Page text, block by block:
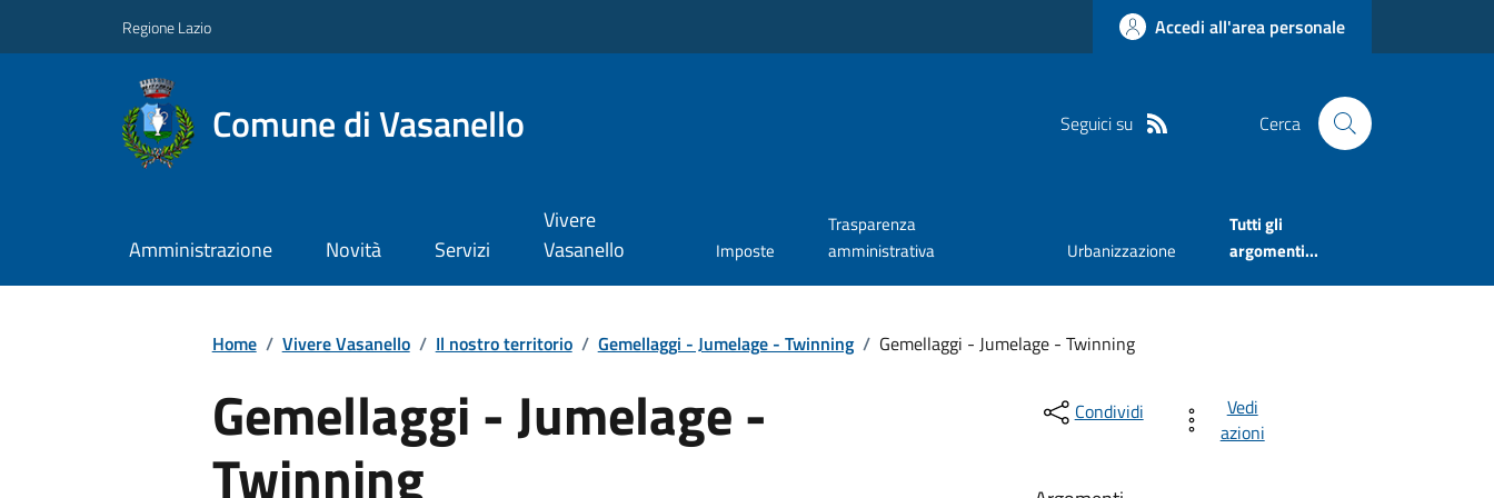
Regione Lazio Accedi all'area personale
Comune di Vasanello Seguici su Cerca
Amministrazione Novità Servizi
Vivere
Vasanello
Imposte
Trasparenza
amministrativa
Urbanizzazione
Tutti gli
argomenti...
Home / Vivere Vasanello / Il nostro territorio / Gemellaggi - Jumelage - Twinning / Gemellaggi - Jumelage - Twinning
Gemellaggi - Jumelage -
Twinning
Condividi
Vedi
azioni